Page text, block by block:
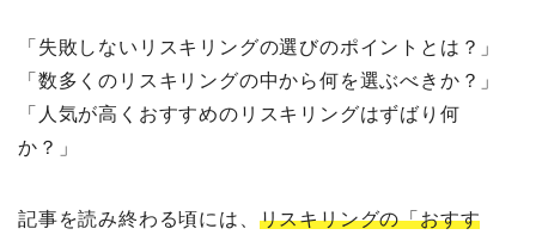
「失敗しないリスキリングの選びのポイントとは？」
「数多くのリスキリングの中から何を選ぶべきか？」
「人気が高くおすすめのリスキリングはずばり何
か？」
記事を読み終わる頃には、 リスキリングの「おすす